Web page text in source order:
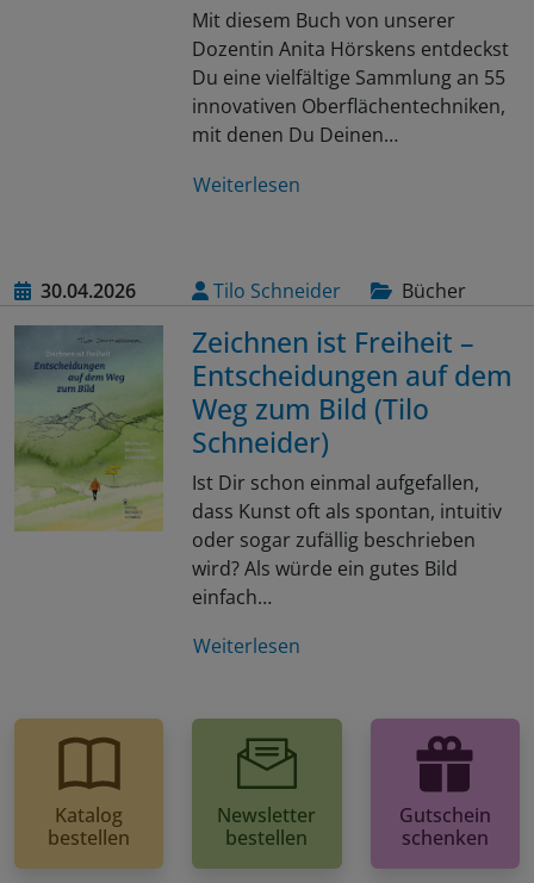
Mit diesem Buch von unserer
Dozentin Anita Hörskens entdeckst
Du eine vielfältige Sammlung an 55
innovativen Oberflächentechniken,
mit denen Du Deinen…
Weiterlesen
30.04.2026 Tilo Schneider Bücher
Zeichnen ist Freiheit –
Entscheidungen auf dem
Weg zum Bild (Tilo
Schneider)
Ist Dir schon einmal aufgefallen,
dass Kunst oft als spontan, intuitiv
oder sogar zufällig beschrieben
wird? Als würde ein gutes Bild
einfach…
Weiterlesen
Katalog
bestellen
Newsletter
bestellen
Gutschein
schenken